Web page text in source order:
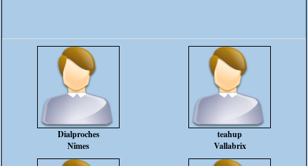
Dialproches
Nîmes
teahup
Vallabrix